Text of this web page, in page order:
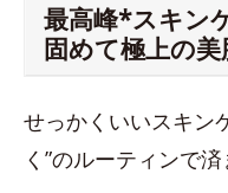
最高峰*スキン
固めて極上の美
せっかくいいスキン
く”のルーティンで